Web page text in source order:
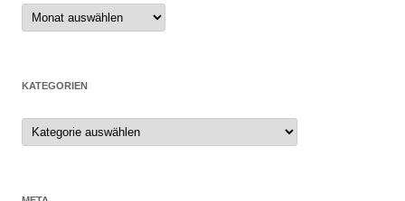
Archive
KATEGORIEN
Kategorien